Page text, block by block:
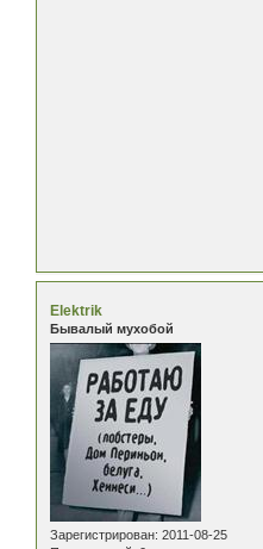
Elektrik
Бывалый мухобой
Зарегистрирован: 2011-08-25